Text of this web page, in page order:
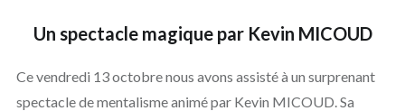
Un spectacle magique par Kevin MICOUD
Ce vendredi 13 octobre nous avons assisté à un surprenant
spectacle de mentalisme animé par Kevin MICOUD. Sa